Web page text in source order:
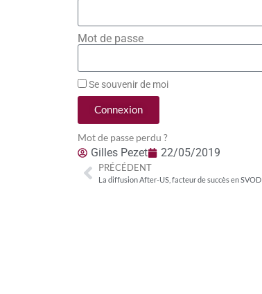
Mot de passe
Se souvenir de moi
Connexion
Mot de passe perdu ?
Gilles Pezet 22/05/2019
PRÉCÉDENT
La diffusion After-US, facteur de succès en SVOD